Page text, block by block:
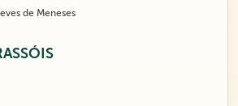
de Meneses